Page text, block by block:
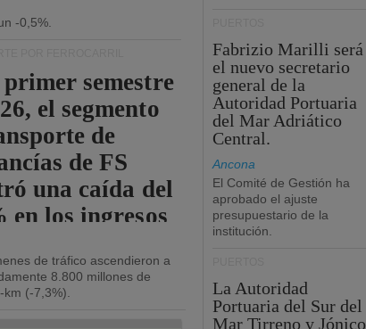
-0,5%.
semestre
el segmento
de
de FS
una caída del
en los ingresos
de tráfico ascendieron a
8.800 millones de
(-7,3%).
Fabrizio Marilli será
el nuevo secretario
general de la
Autoridad Portuaria
del Mar Adriático
Central.
Ancona
El Comité de Gestión ha
aprobado el ajuste
presupuestario de la
institución.
La Autoridad
Portuaria del Sur del
Mar Tirreno y Jónico